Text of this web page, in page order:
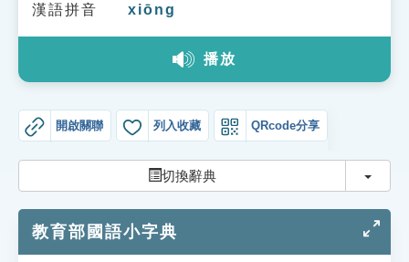
生命大百科索引
教學應用
貓頭鷹博士
漢語拼音 xiōng
播放
開啟關聯 列入收藏 QRcode分享
切換辭典 切換
教育部國語小字典